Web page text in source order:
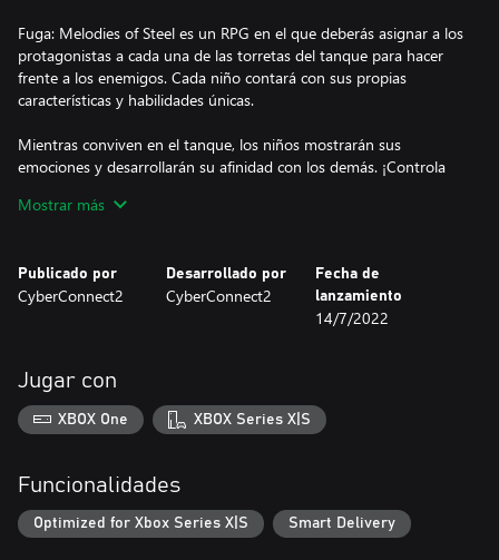
Fuga: Melodies of Steel es un RPG en el que deberás asignar a los
protagonistas a cada una de las torretas del tanque para hacer
frente a los enemigos. Cada niño contará con sus propias
características y habilidades únicas.
Mientras conviven en el tanque, los niños mostrarán sus
emociones y desarrollarán su afinidad con los demás. ¡Controla
numerosos misterios y parece poseer voluntad propia, activando
una temible arma prohibida conocida como el Cañón de Almas
- Tu aventura. Tus elecciones.
¿Estás dispuesto a sacrificar lo que sea para conseguir la victoria?
¿O prefieres otras alternativas?
En este RPG deberás tomar muchas decisiones para poder seguir
siempre la más adecuada...
desesperada?
Mostrar más
Publicado por
CyberConnect2
Desarrollado por
CyberConnect2
Fecha de
lanzamiento
14/7/2022
Jugar con
XBOX One XBOX Series X|S
Funcionalidades
Optimized for Xbox Series X|S Smart Delivery